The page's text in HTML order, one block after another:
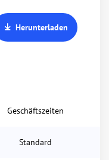
Herunterladen
Geschäftszeiten
Standard